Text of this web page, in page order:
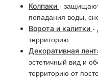
Колпаки -
попадания воды,
Ворота и калитки -
территорию.
Декоративная
эстетичный вид и
территорию от